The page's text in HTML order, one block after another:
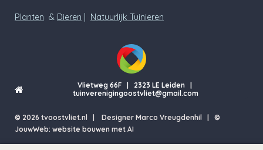
Planten & Dieren Natuurlijk Tuinieren
Vlietweg 66F | 2323 LE Leiden |
tuinverenigingoostvliet@gmail.com
© 2026 tvoostvliet.nl | Designer Marco Vreugdenhil | ©
JouwWeb: website bouwen met AI